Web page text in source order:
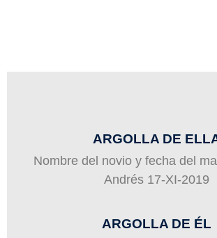
ARGOLLA DE
Nombre del novio y fecha del
Andrés 17-XI-2019
ARGOLLA DE ÉL